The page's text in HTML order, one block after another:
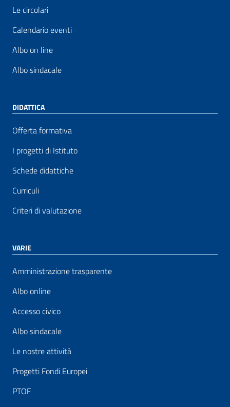
Le circolari
Calendario eventi
Albo on line
Albo sindacale
DIDATTICA
Offerta formativa
I progetti di Istituto
Schede didattiche
Curriculi
Criteri di valutazione
VARIE
Amministrazione trasparente
Albo online
Accesso civico
Albo sindacale
Le nostre attività
Progetti Fondi Europei
PTOF